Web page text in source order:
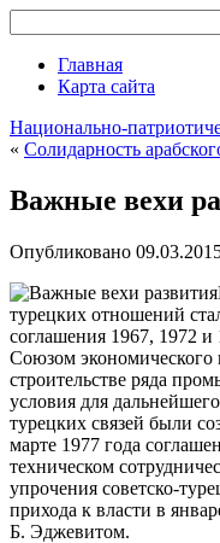
Главная
Карта сайта
Национально-
« Солидарность
Важные вехи
Опубликовано
турецких отношений
соглашения 1967, 1972
Союзом экономического
строительстве ряда
условия для
турецких связей были
марте 1977 года
техническом
упрочения советско-
прихода к власти в
Б. Эджевитом.